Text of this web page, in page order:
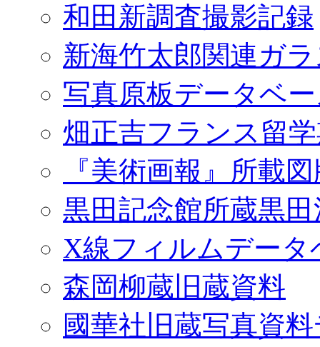
和田新調査撮影記録
新海竹太郎関連ガ
写真原板データベ
畑正吉フランス留
『美術画報』所載
黒田記念館所蔵黒
X線フィルムデータ
森岡柳蔵旧蔵資料
國華社旧蔵写真資